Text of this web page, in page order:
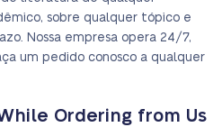
sobre qualquer tópico e
Nossa empresa opera 24/7,
um pedido conosco a qualquer
Ordering from Us